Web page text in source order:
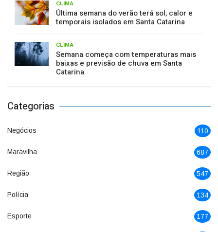
CLIMA
Última semana do verão terá sol, calor e
temporais isolados em Santa Catarina
CLIMA
Semana começa com temperaturas mais
baixas e previsão de chuva em Santa
Catarina
Categorias
Negócios 110
Maravilha 687
Região 547
Polícia 134
Esporte 177